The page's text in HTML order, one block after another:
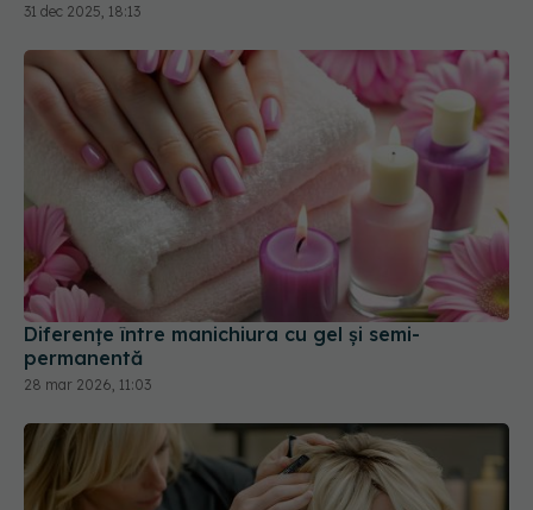
31 dec 2025, 18:13
Diferențe între manichiura cu gel și semi-
permanentă
28 mar 2026, 11:03